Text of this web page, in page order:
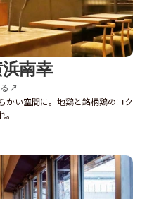
南幸
る↗
かい空間に。地鶏と銘柄鶏のコク